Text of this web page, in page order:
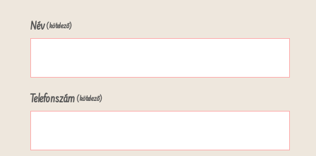
Név(kötelező)
Telefonszám (kötelező)